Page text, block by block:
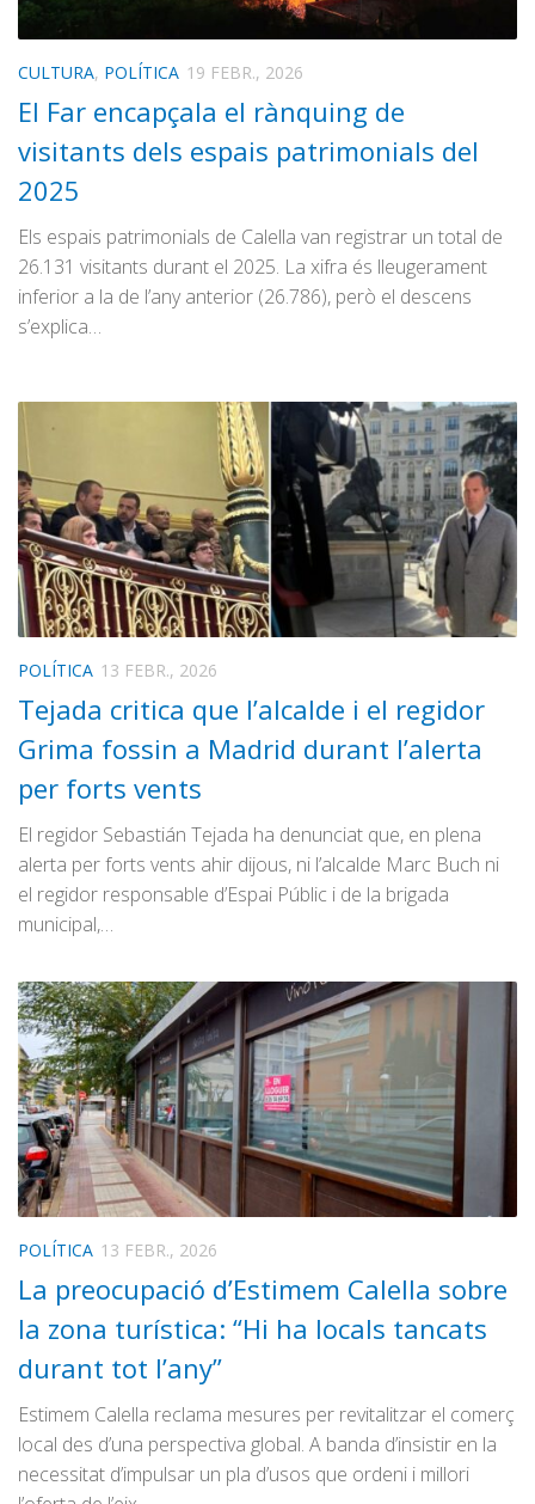
CULTURA, POLÍTICA 19 FEBR., 2026
El Far encapçala el rànquing de
visitants dels espais patrimonials del
2025
Els espais patrimonials de Calella van registrar un total de
26.131 visitants durant el 2025. La xifra és lleugerament
inferior a la de l’any anterior (26.786), però el descens
s’explica…
POLÍTICA 13 FEBR., 2026
Tejada critica que l’alcalde i el regidor
Grima fossin a Madrid durant l’alerta
per forts vents
El regidor Sebastián Tejada ha denunciat que, en plena
alerta per forts vents ahir dijous, ni l’alcalde Marc Buch ni
el regidor responsable d’Espai Públic i de la brigada
municipal,…
POLÍTICA 13 FEBR., 2026
La preocupació d’Estimem Calella sobre
la zona turística: “Hi ha locals tancats
durant tot l’any”
Estimem Calella reclama mesures per revitalitzar el comerç
local des d’una perspectiva global. A banda d’insistir en la
necessitat d’impulsar un pla d’usos que ordeni i millori